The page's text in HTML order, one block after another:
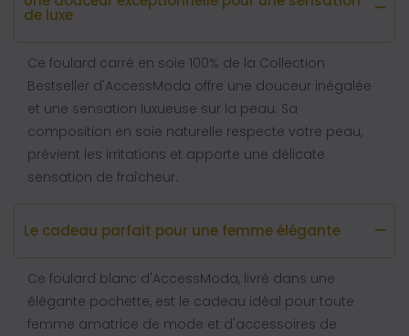
de luxe
Ce foulard carré en soie 100% de la Collection
Bestseller d'AccessModa offre une douceur inégalée
et une sensation luxueuse sur la peau. Sa
composition en soie naturelle respecte votre peau,
prévient les irritations et apporte une délicate
sensation de fraîcheur.
Le cadeau parfait pour une femme élégante
Ce foulard blanc d'AccessModa, livré dans une
élégante pochette, est le cadeau idéal pour toute
femme amatrice de mode et d'accessoires de